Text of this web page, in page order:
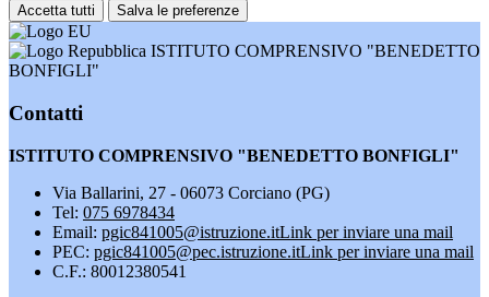
Accetta tutti Salva le preferenze
ISTITUTO COMPRENSIVO "BENEDETTO
BONFIGLI"
Contatti
ISTITUTO COMPRENSIVO "BENEDETTO BONFIGLI"
Via Ballarini, 27 - 06073 Corciano (PG)
Tel: 075 6978434
Email: pgic841005@istruzione.itLink per inviare una mail
PEC: pgic841005@pec.istruzione.itLink per inviare una mail
C.F.: 80012380541